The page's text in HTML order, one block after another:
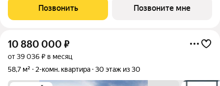
доступности находятся лучшие школы, гимназии и детские
Позвонить Позвоните мне
10 880 000 ₽
от 39 036 ₽ в месяц
58,7 м²
2-комн. квартира 30 этаж из 30